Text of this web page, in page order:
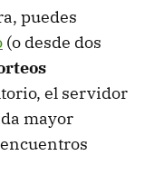
puedes
(o desde dos
el servidor
mayor